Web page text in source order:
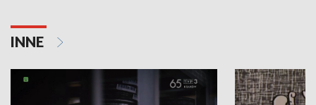
INNE